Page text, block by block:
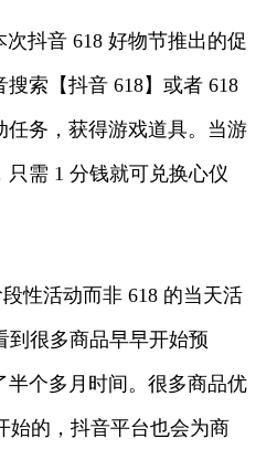
抖音 618 好物节推出的促
索【抖音 618】或者 618
务，获得游戏道具。当游
需 1 分钱就可兑换心仪
性活动而非 618 的当天活
到很多商品早早开始预
个多月时间。很多商品优
始的，抖音平台也会为商